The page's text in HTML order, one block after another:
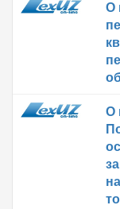
О
О